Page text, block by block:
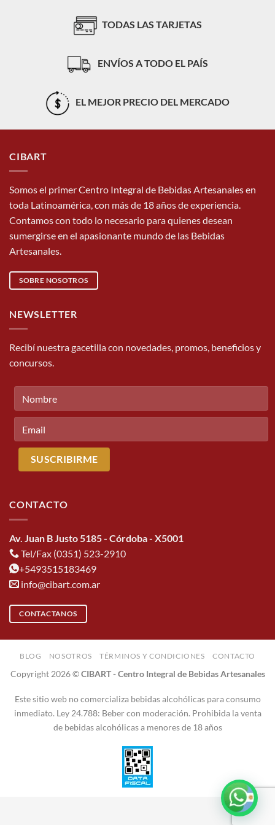
TODAS LAS TARJETAS
ENVÍOS A TODO EL PAÍS
EL MEJOR PRECIO DEL MERCADO
CIBART
Somos el primer Centro Integral de Bebidas Artesanales en
toda Latinoamérica, con más de 18 años de experiencia.
Contamos con todo lo necesario para quienes desean
sumergirse en el apasionante mundo de las Bebidas
Artesanales.
SOBRE NOSOTROS
NEWSLETTER
Recibí nuestra gacetilla con novedades, promos, beneficios y
concursos.
CONTACTO
Av. Juan B Justo 5185 - Córdoba - X5001
Tel/Fax (0351) 523-2910
+5493515183469
info@cibart.com.ar
CONTACTANOS
BLOG NOSOTROS TÉRMINOS Y CONDICIONES CONTACTO
Copyright 2026 ©CIBART - Centro Integral de Bebidas Artesanales
Este sitio web no comercializa bebidas alcohólicas para consumo
inmediato. Ley 24.788: Beber con moderación. Prohibida la venta
de bebidas alcohólicas a menores de 18 años